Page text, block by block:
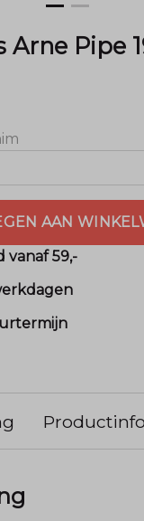
Arne Pipe
AAN
vanaf 59,-